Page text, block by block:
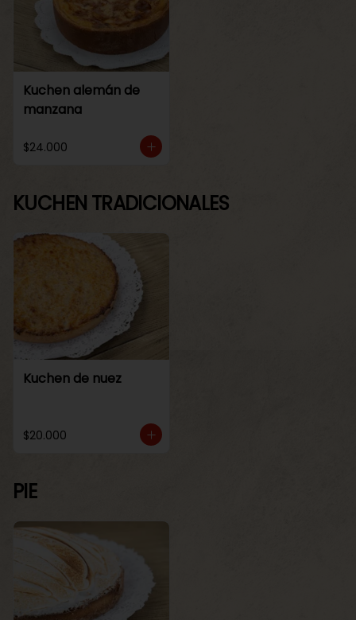
Kuchen alemán de
manzana
$24.000
KUCHEN TRADICIONALES
Kuchen de nuez
$20.000
PIE